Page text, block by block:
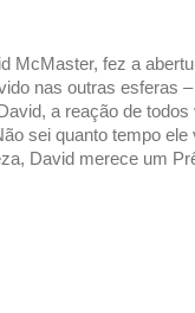
McMaster, fez a
nas outras esferas
a reação de
sei quanto tempo ele
David merece um